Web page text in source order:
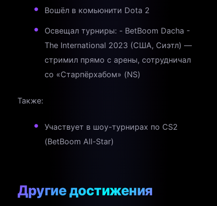
Вошёл в комьюнити Dota 2
Освещал турниры: - BetBoom Dacha -
The International 2023 (США, Сиэтл) —
стримил прямо с арены, сотрудничал
со «Старпёрхабом» (NS)
Также:
Участвует в шоу-турнирах по CS2
(BetBoom All-Star)
Другие достижения